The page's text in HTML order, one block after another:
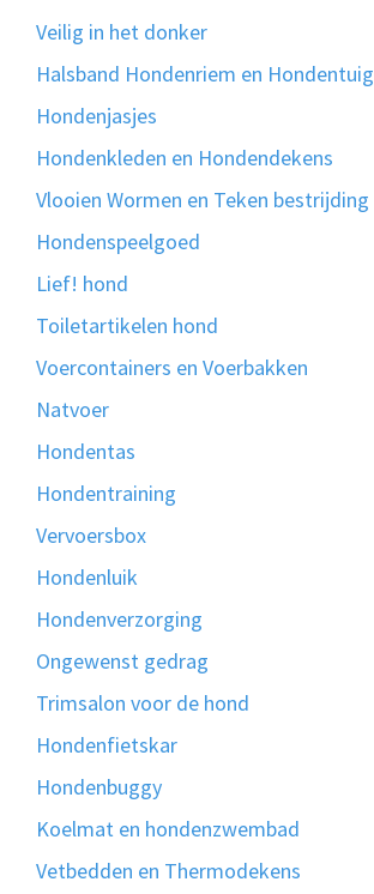
Veilig in het donker
Halsband Hondenriem en Hondentuig
Hondenjasjes
Hondenkleden en Hondendekens
Vlooien Wormen en Teken bestrijding
Hondenspeelgoed
Lief! hond
Toiletartikelen hond
Voercontainers en Voerbakken
Natvoer
Hondentas
Hondentraining
Vervoersbox
Hondenluik
Hondenverzorging
Ongewenst gedrag
Trimsalon voor de hond
Hondenfietskar
Hondenbuggy
Koelmat en hondenzwembad
Vetbedden en Thermodekens